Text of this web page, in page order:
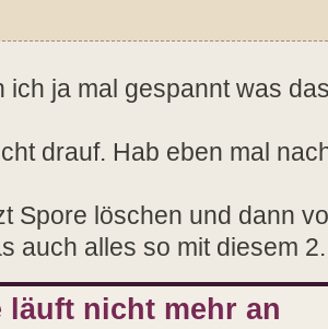
ich ja mal gespannt was
drauf. Hab eben mal
Spore löschen und dann
auch alles so mit diesem
läuft nicht mehr an